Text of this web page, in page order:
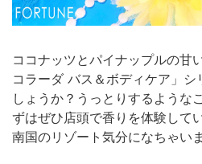
ココナッツとパイナップルの甘
コラーダ バス＆ボディケア」
しょうか？うっとりするような
ずはぜひ店頭で香りを体験して
南国のリゾート気分になちゃい